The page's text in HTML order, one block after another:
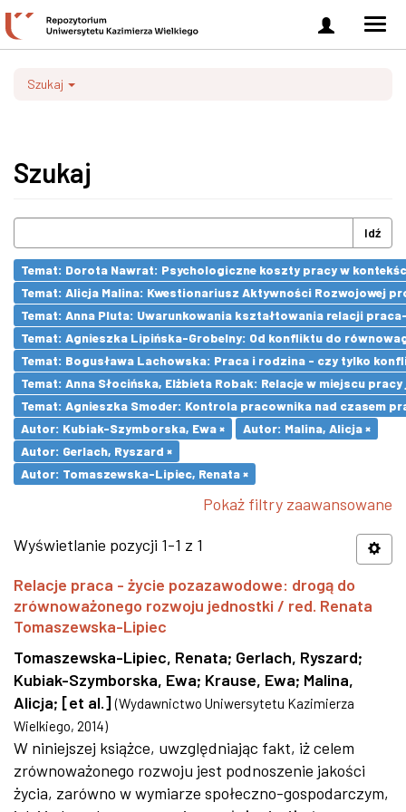
Zaloguj
się
Szukaj
Szukaj
Idź
Temat: Dorota Nawrat: Psychologiczne koszty pracy w
Temat: Alicja Malina: Kwestionariusz Aktywności Rozwojowej
Temat: Anna Pluta: Uwarunkowania kształtowania relacji
Temat: Agnieszka Lipińska-Grobelny: Od konfliktu do
Temat: Bogusława Lachowska: Praca i rodzina - czy tylko
Temat: Anna Słocińska, Elżbieta Robak: Relacje w miejscu
Temat: Agnieszka Smoder: Kontrola pracownika nad czasem
Autor: Kubiak-Szymborska, Ewa ×
Autor: Malina, Alicja ×
Autor: Gerlach, Ryszard ×
Autor: Tomaszewska-Lipiec, Renata ×
Pokaż filtry zaawansowane
Wyświetlanie pozycji 1-1 z 1
Relacje praca - życie pozazawodowe: drogą do
zrównoważonego rozwoju jednostki / red. Renata
Tomaszewska-Lipiec
Tomaszewska-Lipiec, Renata; Gerlach, Ryszard;
Kubiak-Szymborska, Ewa; Krause, Ewa; Malina,
Alicja; [et al.] (Wydawnictwo Uniwersytetu Kazimierza
Wielkiego, 2014)
W niniejszej książce, uwzględniając fakt, iż celem
zrównoważonego rozwoju jest podnoszenie jakości
życia, zarówno w wymiarze społeczno-gospodarczym,